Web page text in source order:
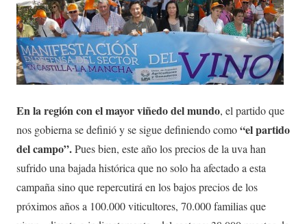
En la región con el mayor viñedo del mundo, el partido que
nos gobierna se definió y se sigue definiendo como“el partido
del campo”.Pues bien, este año los precios de la uva han
sufrido una bajada histórica que no solo ha afectado a esta
campaña sino que repercutirá en los bajos precios de los
próximos años a 100.000 viticultores, 70.000 familias que